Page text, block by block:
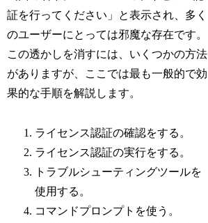
証を行ってください」と表示され、多く
のユーザーにとっては邪魔な存在です。
この透かしを消すには、いくつかの方法
がありますが、ここでは最も一般的で効
果的な手順を解説します。
ライセンス認証の確認をする。
ライセンス認証の実行をする。
トラブルシューティングツールを
使用する。
コマンドプロンプトを使う。